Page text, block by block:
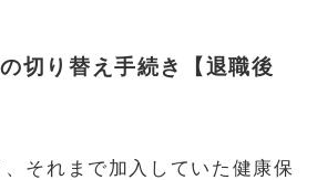
切り替え手続き【退職後
それまで加入していた健康保